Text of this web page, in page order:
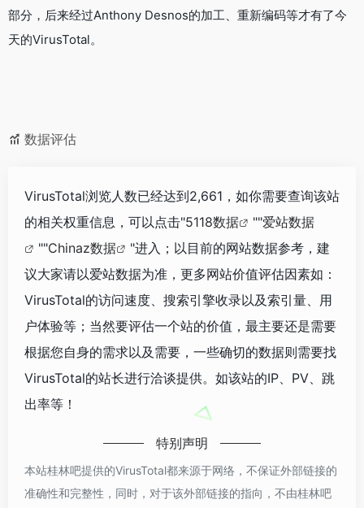
部分，后来经过Anthony Desnos的加工、重新编码等才有了今
天的VirusTotal。
数据评估
VirusTotal浏览人数已经达到2,661，如你需要查询该站
的相关权重信息，可以点击"5118数据 ""爱站数据
""Chinaz数据
"进入；以目前的网站数据参考，建
议大家请以爱站数据为准，更多网站价值评估因素如：
VirusTotal的访问速度、搜索引擎收录以及索引量、用
户体验等；当然要评估一个站的价值，最主要还是需要
根据您自身的需求以及需要，一些确切的数据则需要找
VirusTotal的站长进行洽谈提供。如该站的IP、PV、跳
出率等！
特别声明
本站桂林吧提供的VirusTotal都来源于网络，不保证外部链接的
准确性和完整性，同时，对于该外部链接的指向，不由桂林吧